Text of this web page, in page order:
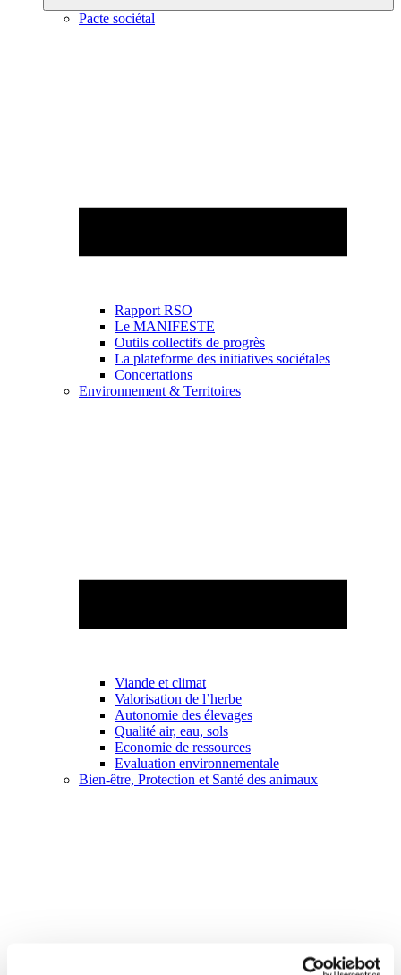
Pacte sociétal
Rapport RSO
Le MANIFESTE
Outils collectifs de progrès
La plateforme des initiatives sociétales
Concertations
Environnement & Territoires
Viande et climat
Valorisation de l’herbe
Autonomie des élevages
Qualité air, eau, sols
Economie de ressources
Evaluation environnementale
Bien-être, Protection et Santé des animaux